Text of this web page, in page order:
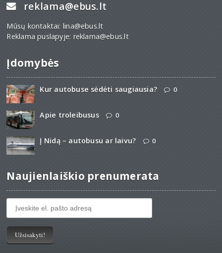
reklama@ebus.lt
Mūsų kontaktai: lina@ebus.lt
Reklama puslapyje: reklama@ebus.lt
Įdomybės
Kur autobuse sėdėti saugiausia? 0
Apie troleibusus 0
Į Nidą – autobusu ar laivu? 0
Naujienlaiškio prenumerata